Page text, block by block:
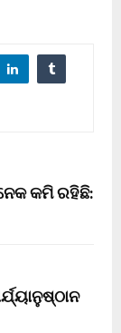
କମି ରହିଛି: